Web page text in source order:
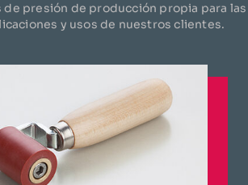
presión de producción propia para las
y usos de nuestros clientes.